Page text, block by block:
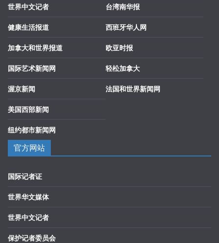
世界中文记者
健康生活报道
加拿大和世界报道
国际艺术新闻网
渥京新闻
美国西部新闻
纽约都市新闻网
台湾南华报
西班牙华人网
欧亚时报
轻松加拿大
法国和世界新闻网
官方网站
国际记者证
世界华文媒体
世界中文记者
保护记者委员会